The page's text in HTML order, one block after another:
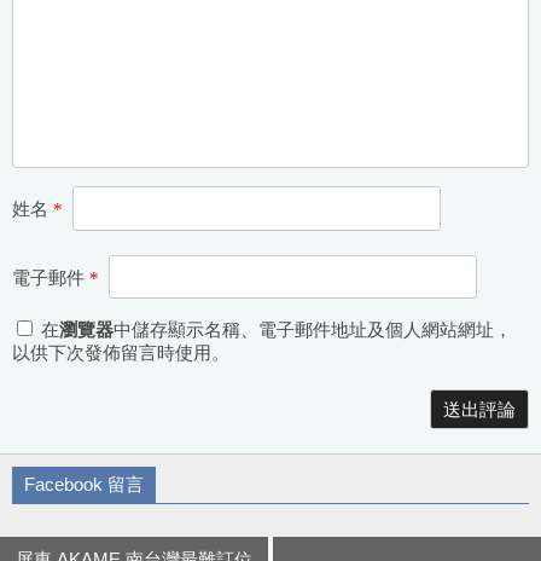
姓名 *
電子郵件 *
在瀏覽器中儲存顯示名稱、電子郵件地址及個人網站網址，
以供下次發佈留言時使用。
Facebook 留言